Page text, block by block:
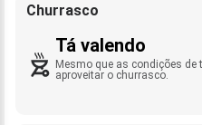
Churrasco
Tá valendo
Mesmo que as condições
aproveitar o churrasco.